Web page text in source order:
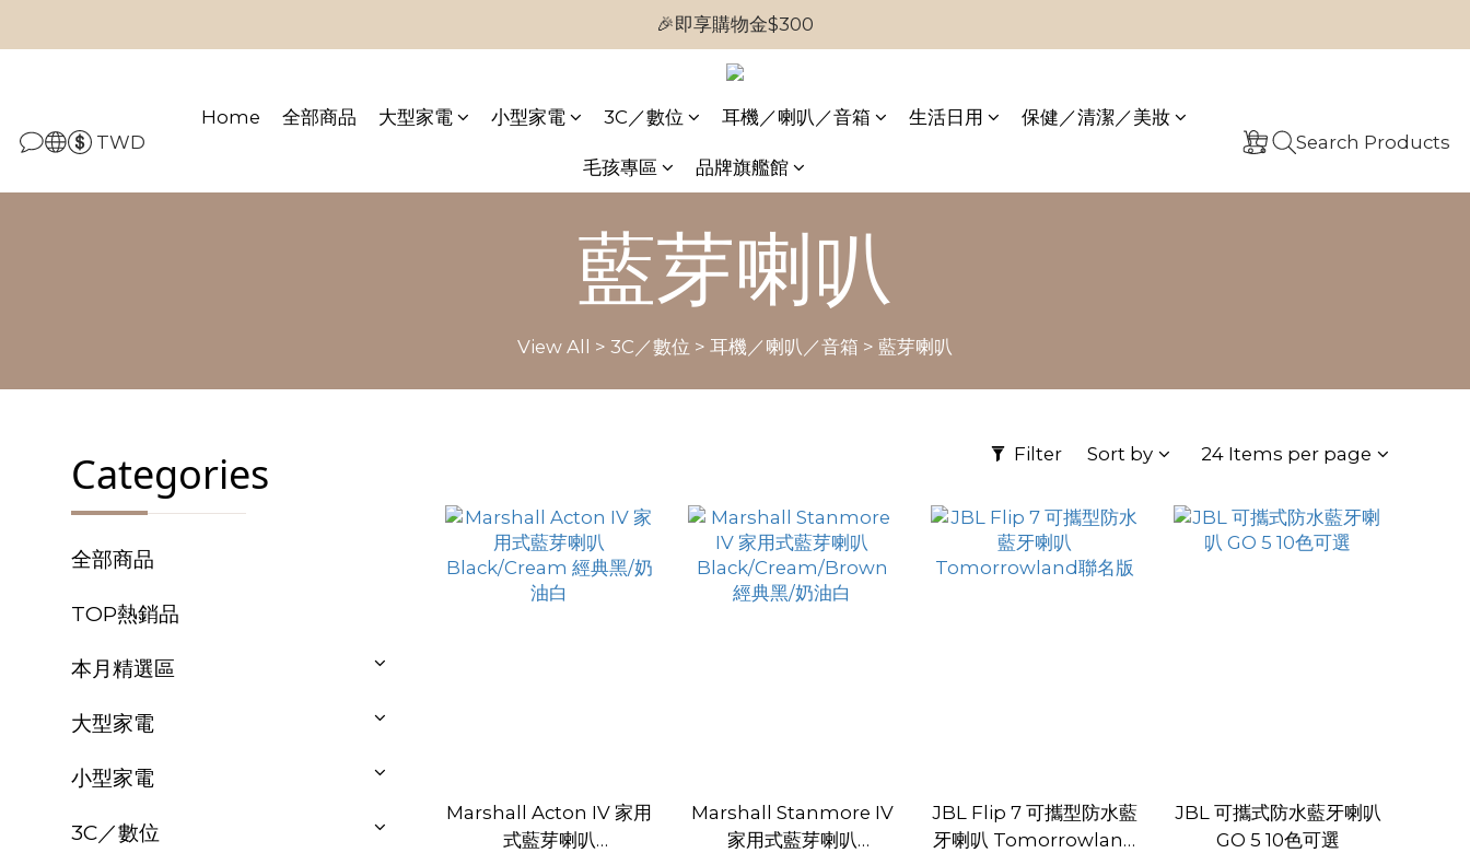
🎉首次加入會員
🎉即享購物金$300
🎉首次加入會員
TWD
Home 全部商品 大型家電 小型家電 3C／數位 耳機／喇叭／音箱 生活日用 保健／清潔／美妝
毛孩專區 品牌旗艦館
Search Products
藍芽喇叭
View All > 3C／數位 > 耳機／喇叭／音箱 > 藍芽喇叭
Categories
全部商品
TOP熱銷品
本月精選區
大型家電
小型家電
3C／數位
Filter Sort by 24 Items per page
Marshall Acton IV 家用
式藍芽喇叭
Marshall Stanmore IV
家用式藍芽喇叭
JBL Flip 7 可攜型防水藍
牙喇叭 Tomorrowland
JBL 可攜式防水藍牙喇叭
GO 5 10色可選